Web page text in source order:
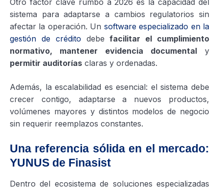
sistema para adaptarse a cambios regulatorios sin
afectar la operación. Un software especializado en la
gestión de crédito debefacilitar el cumplimiento
normativo, mantener evidencia documental y
permitir auditorías claras y ordenadas.
Además, la escalabilidad es esencial: el sistema debe
crecer contigo, adaptarse a nuevos productos,
volúmenes mayores y distintos modelos de negocio
sin requerir reemplazos constantes.
Una referencia sólida en el mercado:
YUNUS de Finasist
Dentro del ecosistema de soluciones especializadas